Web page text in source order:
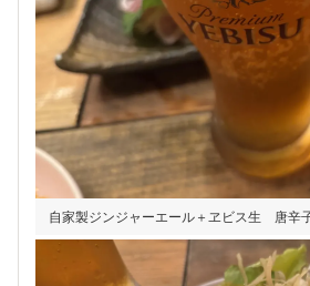
自家製ジンジャーエール＋ヱビス生 唐辛